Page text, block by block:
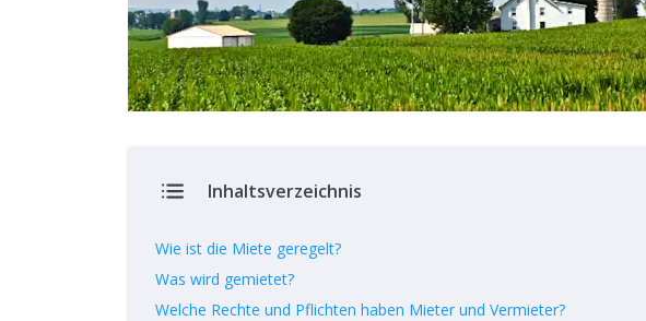
Inhaltsverzeichnis
Wie ist die Miete geregelt?
Was wird gemietet?
Welche Rechte und Pflichten haben Mieter und Vermieter?